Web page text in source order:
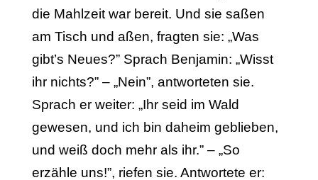
die Mahlzeit war bereit. Und sie saßen
am Tisch und aßen, fragten sie: „Was
gibt’s Neues?” Sprach Benjamin: „Wisst
ihr nichts?” – „Nein”, antworteten sie.
Sprach er weiter: „Ihr seid im Wald
gewesen, und ich bin daheim geblieben,
und weiß doch mehr als ihr.” – „So
erzähle uns!”, riefen sie. Antwortete er: